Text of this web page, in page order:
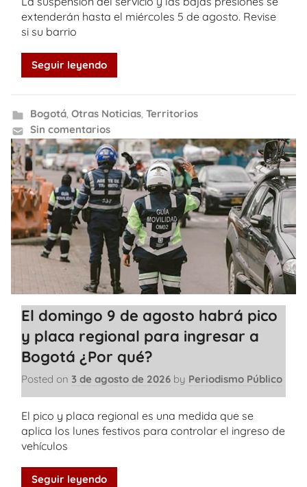
extenderán hasta el miércoles 5 de agosto. Revise
si su barrio
Seguir leyendo
Bogotá, Otras Noticias, Territorios
Sin comentarios
El domingo 9 de agosto habrá pico
y placa regional para ingresar a
Bogotá ¿Por qué?
Posted on 3 de agosto de 2026 by Periodismo Público
El pico y placa regional es una medida que se
aplica los lunes festivos para controlar el ingreso de
vehículos
Seguir leyendo